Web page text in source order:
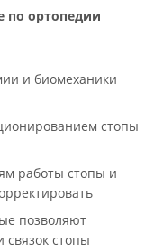
по ортопедии
и биомеханики
стопы
работы стопы и
позволяют
стопы